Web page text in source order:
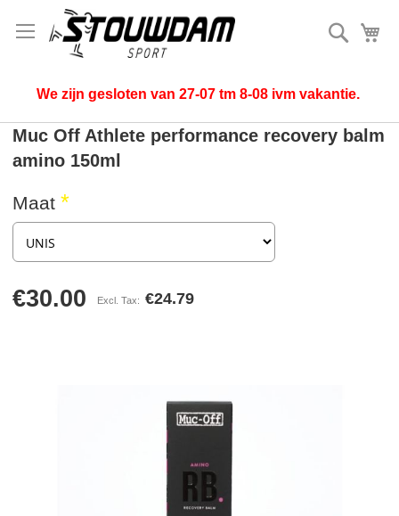
Search
We zijn gesloten van 27-07 tm 8-08 ivm vakantie.
Muc Off Athlete performance recovery balm
amino 150ml
Maat
€30.00 €24.79